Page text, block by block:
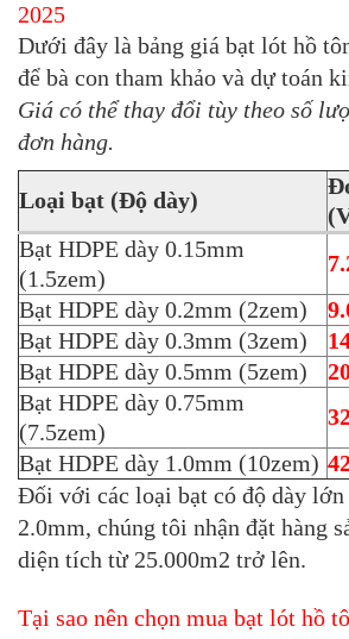
2025
Dưới đây là bảng giá bạt lót hồ
để bà con tham khảo và dự toán
Giá có thể thay đổi tùy theo số
đơn hàng.
Loại bạt (Độ dày)
Bạt HDPE dày 0.15mm
(1.5zem)
Bạt HDPE dày 0.2mm (2zem)
Bạt HDPE dày 0.3mm (3zem)
Bạt HDPE dày 0.5mm (5zem)
Bạt HDPE dày 0.75mm
(7.5zem)
Bạt HDPE dày 1.0mm (10zem)
Đối với các loại bạt có độ dày
2.0mm, chúng tôi nhận đặt hàng
diện tích từ 25.000m2 trở lên.
Tại sao nên chọn mua bạt lót hồ